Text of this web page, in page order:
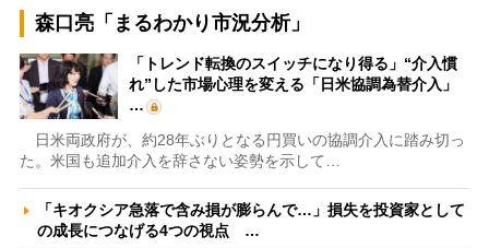
森口亮「まるわかり市況分析」
「トレンド転換のスイッチになり得る」“介入慣
れ”した市場心理を変える「日米協調為替介入」
…
日米両政府が、約28年ぶりとなる円買いの協調介入に踏み切っ
た。米国も追加介入を辞さない姿勢を示して…
「キオクシア急落で含み損が膨らんで…」損失を投資家として
の成長につなげる4つの視点 …